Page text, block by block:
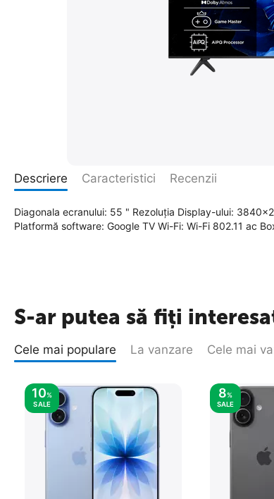
Descriere Caracteristici Recenzii
Diagonala ecranului: 55 " Rezoluția Display-ului:
Platformă software: Google TV Wi-Fi: Wi-Fi 802.11 ac
S-ar putea să fiți
Cele mai populare La vanzare Cele mai
10%
SALE
8%
SALE